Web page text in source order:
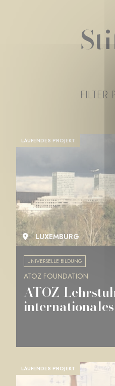
FILTER
LAUFENDES PROJEKT
LUXEMBURG
UNIVERSELLE BILDUNG
ATOZ FOUNDATION
ATOZ-
LAUFENDES PROJEKT